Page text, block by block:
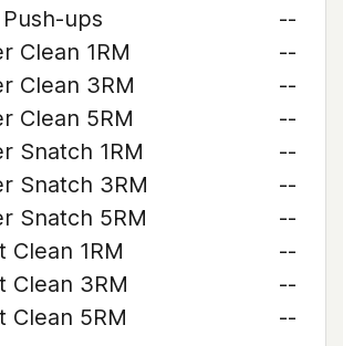
ups
--
Clean 1RM
--
Clean 3RM
--
Clean 5RM
--
Snatch 1RM
--
Snatch 3RM
--
Snatch 5RM
--
Clean 1RM
--
Clean 3RM
--
Clean 5RM
--